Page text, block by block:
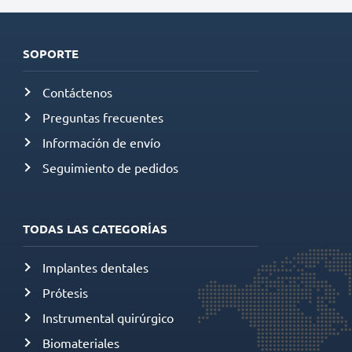
SOPORTE
Contáctenos
Preguntas frecuentes
Información de envío
Seguimiento de pedidos
TODAS LAS CATEGORÍAS
Implantes dentales
Prótesis
Instrumental quirúrgico
Biomateriales